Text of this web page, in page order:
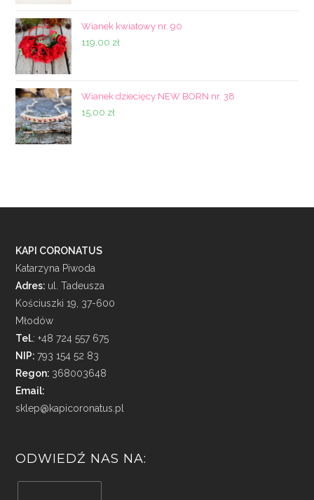
Wianek kwiatowy nr. 90
119,00 zł
Wianek dziecięcy NEW BORN nr. 38
15,00 zł
KAPI CORONATUS
Katarzyna Piwoda
Adres: ul. Tadeusza
Kościuszki 19, 37-600
Młodów
Tel.: +48 724 557 675
NIP:793 154 52 83
Regon: 368003648
Email:
sklep@kapicoronatus.pl
ODWIEDŹ NAS NA: